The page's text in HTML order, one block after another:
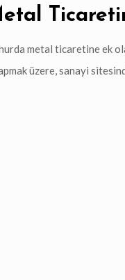
metal ticaretine ek
üzere, sanayi